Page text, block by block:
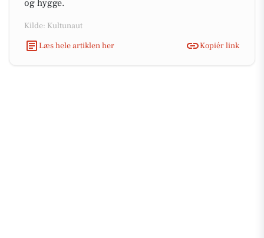
og hygge.
Kilde: Kultunaut
Læs hele artiklen her
Kopiér link